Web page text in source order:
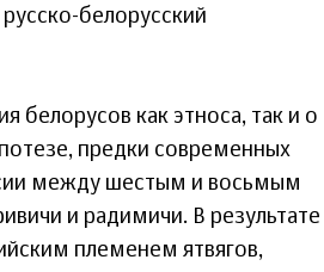
белорусский
белорусов как этноса, так и о
предки современных
между шестым и восьмым
и радимичи. В результате
племенем ятвягов,